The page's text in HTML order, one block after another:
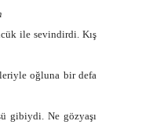
ile sevindirdi. Kış
oğluna bir defa
gibiydi. Ne gözyaşı